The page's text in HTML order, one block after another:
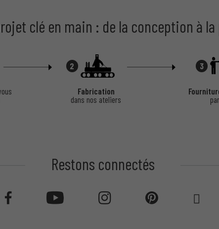
clé en main : de la conception à la
2
Fabrication
dans nos ateliers
3
Restons connectés